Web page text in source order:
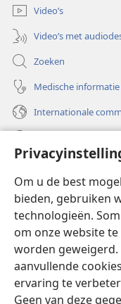
Om u de best
bieden, gebruiken
technologieën.
om onze website
worden
aanvullende
ervaring te
Geen van deze
Video’s
Video’s met
Zoeken
Medische
Internationale
(opent
nieuw
venster)Watchtower
(opent
nieuw
venster)JW Hub ®
(opent
nieuw
venster)
®